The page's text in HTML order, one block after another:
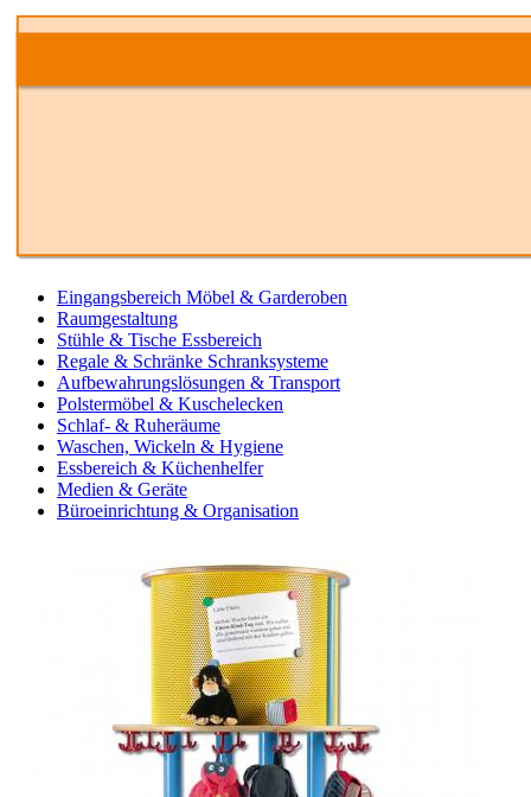
Eingangsbereich Möbel & Garderoben
Raumgestaltung
Stühle & Tische Essbereich
Regale & Schränke Schranksysteme
Aufbewahrungslösungen & Transport
Polstermöbel & Kuschelecken
Schlaf- & Ruheräume
Waschen, Wickeln & Hygiene
Essbereich & Küchenhelfer
Medien & Geräte
Büroeinrichtung & Organisation